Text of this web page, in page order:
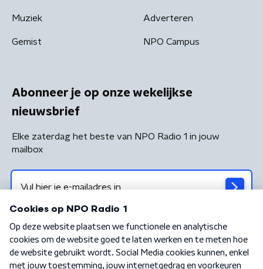
Muziek
Gemist
Adverteren
NPO Campus
Abonneer je op onze wekelijkse
nieuwsbrief
Elke zaterdag het beste van NPO Radio 1 in jouw
mailbox
Algemene voorwaarden